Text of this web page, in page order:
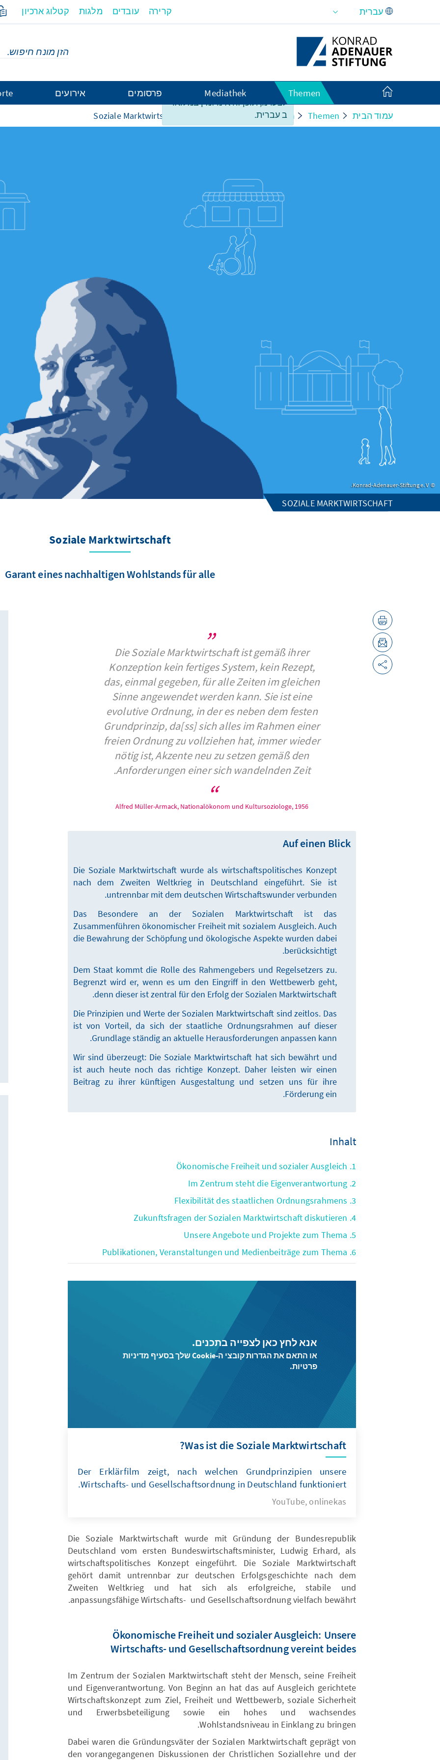
Skip to Main Content
לצערנו, תוכן זה אינו זמין במלואו
ב עברית.
קרירה עובדים מלגות קטלוג ארכיון
Themen
Mediathek פרסומים אירועים
עמוד הבית Themen
Wirtschaft und Innovation
Soziale Marktwirtschaft
SOZIALE MARKTWIRTSCHAFT
Soziale Marktwirtschaft
Garant eines nachhaltigen Wohlstands für alle
Die Soziale Marktwirtschaft ist gemäß ihrer
Konzeption kein fertiges System, kein Rezept,
das, einmal gegeben, für alle Zeiten im gleichen
Sinne angewendet werden kann. Sie ist eine
evolutive Ordnung, in der es neben dem festen
Grundprinzip, da[ss] sich alles im Rahmen einer
freien Ordnung zu vollziehen hat, immer wieder
nötig ist, Akzente neu zu setzen gemäß den
Anforderungen einer sich wandelnden Zeit.
Alfred Müller-Armack, Nationalökonom und Kultursoziologe, 1956
Auf einen Blick
Die Soziale Marktwirtschaft wurde als wirtschaftspolitisches Konzept
nach dem Zweiten Weltkrieg in Deutschland eingeführt. Sie ist
untrennbar mit dem deutschen Wirtschaftswunder verbunden.
Das Besondere an der Sozialen Marktwirtschaft ist das
Zusammenführen ökonomischer Freiheit mit sozialem Ausgleich. Auch
die Bewahrung der Schöpfung und ökologische Aspekte wurden dabei
berücksichtigt.
Dem Staat kommt die Rolle des Rahmengebers und Regelsetzers zu.
Begrenzt wird er, wenn es um den Eingriff in den Wettbewerb geht,
denn dieser ist zentral für den Erfolg der Sozialen Marktwirtschaft.
Die Prinzipien und Werte der Sozialen Marktwirtschaft sind zeitlos. Das
ist von Vorteil, da sich der staatliche Ordnungsrahmen auf dieser
Grundlage ständig an aktuelle Herausforderungen anpassen kann.
Wir sind überzeugt: Die Soziale Marktwirtschaft hat sich bewährt und
ist auch heute noch das richtige Konzept. Daher leisten wir einen
Beitrag zu ihrer künftigen Ausgestaltung und setzen uns für ihre
Förderung ein.
Inhalt
1. Ökonomische Freiheit und sozialer Ausgleich
2. Im Zentrum steht die Eigenverantwortung
3. Flexibilität des staatlichen Ordnungsrahmens
4. Zukunftsfragen der Sozialen Marktwirtschaft diskutieren
5. Unsere Angebote und Projekte zum Thema
6. Publikationen, Veranstaltungen und Medienbeiträge zum Thema
אנא לחץ כאן לצפייה בתכנים.
או התאם את הגדרות קובצי ה-Cookie שלך בסעיף מדיניות
פרטיות.
Was ist die Soziale Marktwirtschaft?
Der Erklärfilm zeigt, nach welchen Grundprinzipien unsere
Wirtschafts- und Gesellschaftsordnung in Deutschland funktioniert.
YouTube, onlinekas
Die Soziale Marktwirtschaft wurde mit Gründung der Bundesrepublik
Deutschland vom ersten Bundeswirtschaftsminister, Ludwig Erhard, als
wirtschaftspolitisches Konzept eingeführt. Die Soziale Marktwirtschaft
gehört damit untrennbar zur deutschen Erfolgsgeschichte nach dem
Zweiten Weltkrieg und hat sich als erfolgreiche, stabile und
anpassungsfähige Wirtschafts- und Gesellschaftsordnung vielfach bewährt.
Ökonomische Freiheit und sozialer Ausgleich: Unsere
Wirtschafts- und Gesellschaftsordnung vereint beides
Im Zentrum der Sozialen Marktwirtschaft steht der Mensch, seine Freiheit
und Eigenverantwortung. Von Beginn an hat das auf Ausgleich gerichtete
Wirtschaftskonzept zum Ziel, Freiheit und Wettbewerb, soziale Sicherheit
und Erwerbsbeteiligung sowie ein hohes und wachsendes
Wohlstandsniveau in Einklang zu bringen.
Dabei waren die Gründungsväter der Sozialen Marktwirtschaft geprägt von
den vorangegangenen Diskussionen der Christlichen Soziallehre und der